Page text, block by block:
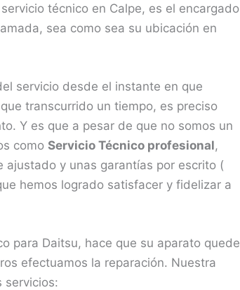
técnico en Calpe, es el encargado
sea como sea su ubicación en
servicio desde el instante en que
transcurrido un tiempo, es preciso
Y es que a pesar de que no somos un
como Servicio Técnico profesional,
y unas garantías por escrito (
hemos logrado satisfacer y fidelizar a
para Daitsu, hace que su aparato quede
efectuamos la reparación. Nuestra
servicios: